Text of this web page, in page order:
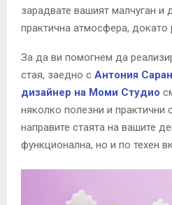
N
U
зарадвате вашият малчуган
практична атмосфера, докато
За да ви помогнем да
стая, заедно с Антония
дизайнер на Моми Студио
няколко полезни и практични
направите стаята на вашите
функционална, но и по техен